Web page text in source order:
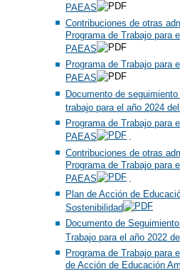
PAEAS
Contribuciones de otras
Programa de Trabajo para
PAEAS
Programa de Trabajo para
PAEAS
Documento de
trabajo para el año 2024
Programa de Trabajo para
PAEAS
.
Contribuciones de otras
Programa de Trabajo para
PAEAS
Plan de Acción de
Sostenibilidad
Documento de
Trabajo para el año 2022
Programa de Trabajo para
de Acción de Educación